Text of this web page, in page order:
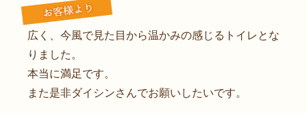
広く、今風で見た目から温かみの感じるトイレとな
りました。
本当に満足です。
また是非ダイシンさんでお願いしたいです。